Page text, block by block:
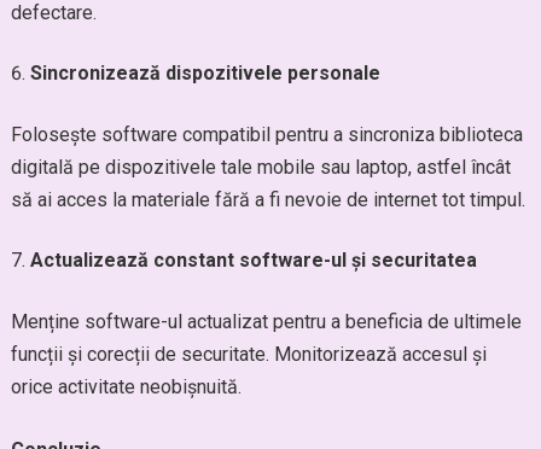
defectare.
Sincronizează dispozitivele personale
Folosește software compatibil pentru a sincroniza biblioteca
digitală pe dispozitivele tale mobile sau laptop, astfel încât
să ai acces la materiale fără a fi nevoie de internet tot timpul.
Actualizează constant software-ul și securitatea
Menține software-ul actualizat pentru a beneficia de ultimele
funcții și corecții de securitate. Monitorizează accesul și
orice activitate neobișnuită.